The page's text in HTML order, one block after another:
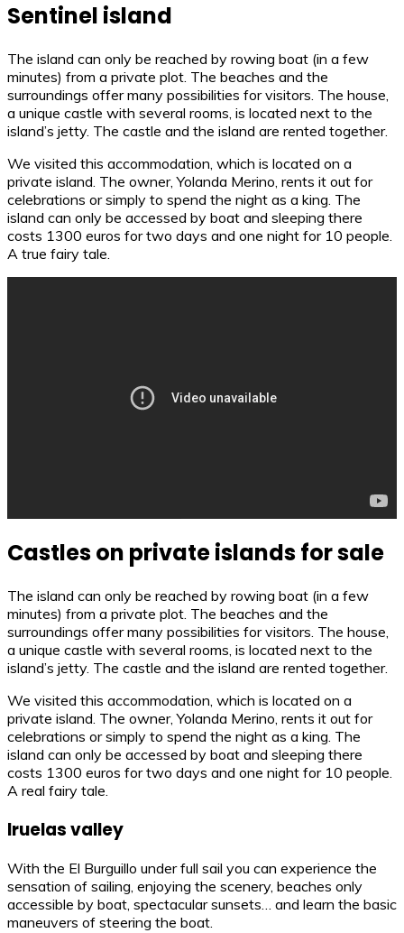
Sentinel island
The island can only be reached by rowing boat (in a few
minutes) from a private plot. The beaches and the
surroundings offer many possibilities for visitors. The house,
a unique castle with several rooms, is located next to the
island’s jetty. The castle and the island are rented together.
We visited this accommodation, which is located on a
private island. The owner, Yolanda Merino, rents it out for
celebrations or simply to spend the night as a king. The
island can only be accessed by boat and sleeping there
costs 1300 euros for two days and one night for 10 people.
A true fairy tale.
Castles on private islands for sale
The island can only be reached by rowing boat (in a few
minutes) from a private plot. The beaches and the
surroundings offer many possibilities for visitors. The house,
a unique castle with several rooms, is located next to the
island’s jetty. The castle and the island are rented together.
We visited this accommodation, which is located on a
private island. The owner, Yolanda Merino, rents it out for
celebrations or simply to spend the night as a king. The
island can only be accessed by boat and sleeping there
costs 1300 euros for two days and one night for 10 people.
A real fairy tale.
Iruelas valley
With the El Burguillo under full sail you can experience the
sensation of sailing, enjoying the scenery, beaches only
accessible by boat, spectacular sunsets… and learn the basic
maneuvers of steering the boat.